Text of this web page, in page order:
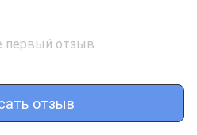
первый отзыв
отзыв